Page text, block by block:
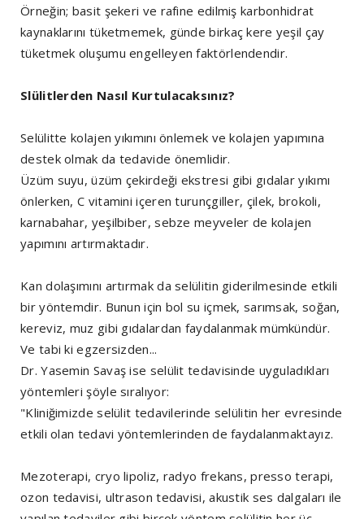
Örneğin; basit şekeri ve rafine edilmiş karbonhidrat
kaynaklarını tüketmemek, günde birkaç kere yeşil çay
tüketmek oluşumu engelleyen faktörlendendir.
Slülitlerden Nasıl Kurtulacaksınız?
Selülitte kolajen yıkımını önlemek ve kolajen yapımına
destek olmak da tedavide önemlidir.
Üzüm suyu, üzüm çekirdeği ekstresi gibi gıdalar yıkımı
önlerken, C vitamini içeren turunçgiller, çilek, brokoli,
karnabahar, yeşilbiber, sebze meyveler de kolajen
yapımını artırmaktadır.
Kan dolaşımını artırmak da selülitin giderilmesinde etkili
bir yöntemdir. Bunun için bol su içmek, sarımsak, soğan,
kereviz, muz gibi gıdalardan faydalanmak mümkündür.
Ve tabi ki egzersizden...
Dr. Yasemin Savaş ise selülit tedavisinde uyguladıkları
yöntemleri şöyle sıralıyor:
"Kliniğimizde selülit tedavilerinde selülitin her evresinde
etkili olan tedavi yöntemlerinden de faydalanmaktayız.
Mezoterapi, cryo lipoliz, radyo frekans, presso terapi,
ozon tedavisi, ultrason tedavisi, akustik ses dalgaları ile